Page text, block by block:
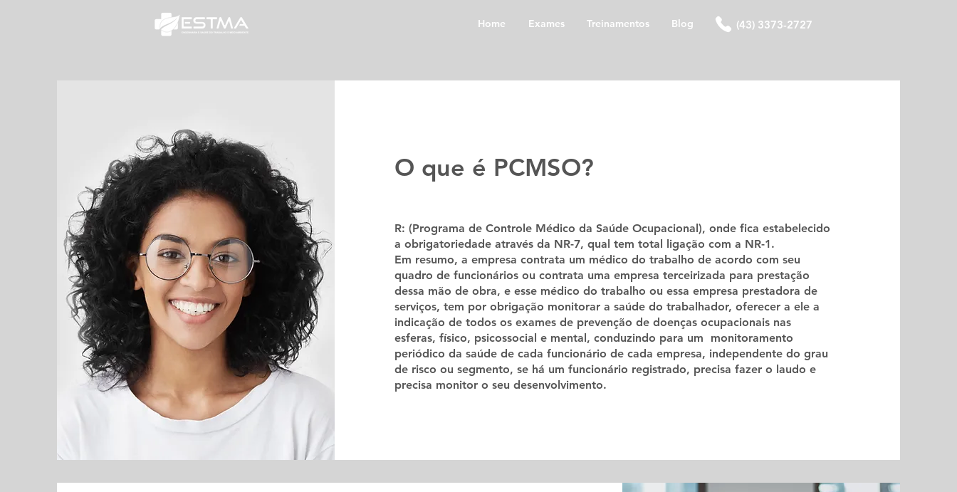
Home Exames Treinamentos Blog (43) 3373-2727
O que é PCMSO?
R: (Programa de Controle Médico da Saúde Ocupacional), onde fica estabelecido
a obrigatoriedade através da NR-7, qual tem total ligação com a NR-1.
Em resumo, a empresa contrata um médico do trabalho de acordo com seu
quadro de funcionários ou contrata uma empresa terceirizada para prestação
dessa mão de obra, e esse médico do trabalho ou essa empresa prestadora de
serviços, tem por obrigação monitorar a saúde do trabalhador, oferecer a ele a
indicação de todos os exames de prevenção de doenças ocupacionais nas
esferas, físico, psicossocial e mental, conduzindo para um monitoramento
periódico da saúde de cada funcionário de cada empresa, independente do grau
de risco ou segmento, se há um funcionário registrado, precisa fazer o laudo e
precisa monitor o seu desenvolvimento.